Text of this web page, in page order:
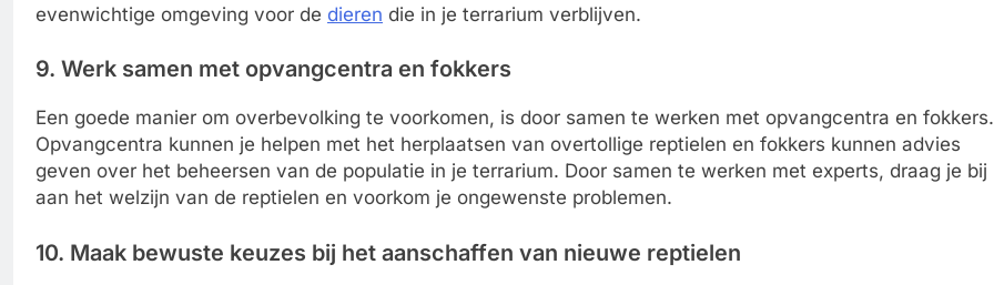
evenwichtige omgeving voor de dieren die in je terrarium verblijven.
9. Werk samen met opvangcentra en fokkers
Een goede manier om overbevolking te voorkomen, is door samen te werken met opvangcentra en fokkers.
Opvangcentra kunnen je helpen met het herplaatsen van overtollige reptielen en fokkers kunnen advies
geven over het beheersen van de populatie in je terrarium. Door samen te werken met experts, draag je bij
aan het welzijn van de reptielen en voorkom je ongewenste problemen.
10. Maak bewuste keuzes bij het aanschaffen van nieuwe reptielen